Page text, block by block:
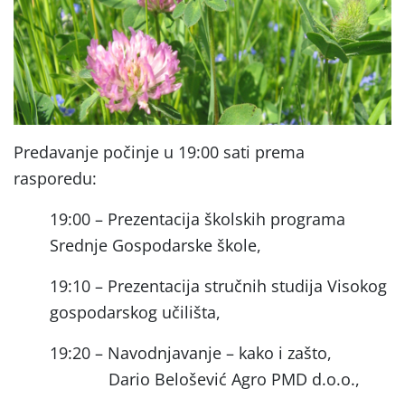
Predavanje počinje u 19:00 sati prema
rasporedu:
19:00 – Prezentacija školskih programa
Srednje Gospodarske škole,
19:10 – Prezentacija stručnih studija Visokog
gospodarskog učilišta,
19:20 – Navodnjavanje – kako i zašto,
Dario Belošević Agro PMD d.o.o.,